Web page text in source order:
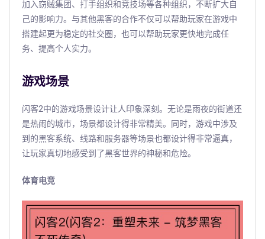
加入窃贼集团、打手组织和竞技场等各种组织，不断扩大自
己的影响力。与其他黑客的合作不仅可以帮助玩家在游戏中
搭建起更为稳定的社交圈，也可以帮助玩家更快地完成任
务、提高个人实力。
游戏场景
闪客2中的游戏场景设计让人印象深刻。无论是雨夜的街道还
是热闹的城市，场景都设计得非常精美。同时，游戏中涉及
到的黑客系统、线路和服务器等场景也都设计得非常逼真，
让玩家真切地感受到了黑客世界的神秘和危险。
体育电竞